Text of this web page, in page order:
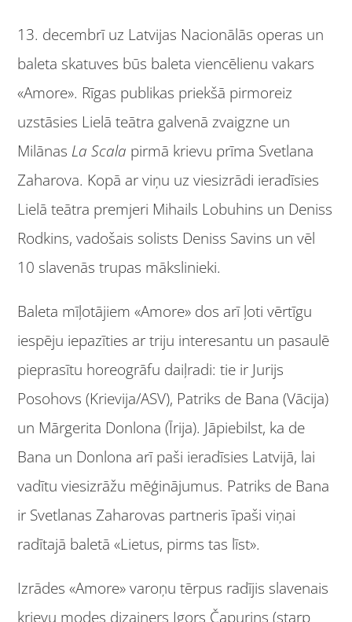
13. decembrī uz Latvijas Nacionālās operas un
baleta skatuves būs baleta viencēlienu vakars
«Amore». Rīgas publikas priekšā pirmoreiz
uzstāsies Lielā teātra galvenā zvaigzne un
Milānas La Scala pirmā krievu prīma Svetlana
Zaharova. Kopā ar viņu uz viesizrādi ieradīsies
Lielā teātra premjeri Mihails Lobuhins un Deniss
Rodkins, vadošais solists Deniss Savins un vēl
10 slavenās trupas mākslinieki.
Baleta mīļotājiem «Amore» dos arī ļoti vērtīgu
iespēju iepazīties ar triju interesantu un pasaulē
pieprasītu horeogrāfu daiļradi: tie ir Jurijs
Posohovs (Krievija/ASV), Patriks de Bana (Vācija)
un Mārgerita Donlona (Īrija). Jāpiebilst, ka de
Bana un Donlona arī paši ieradīsies Latvijā, lai
vadītu viesizrāžu mēģinājumus. Patriks de Bana
ir Svetlanas Zaharovas partneris īpaši viņai
radītajā baletā «Lietus, pirms tas līst».
Izrādes «Amore» varoņu tērpus radījis slavenais
krievu modes dizainers Igors Čapurins (starp